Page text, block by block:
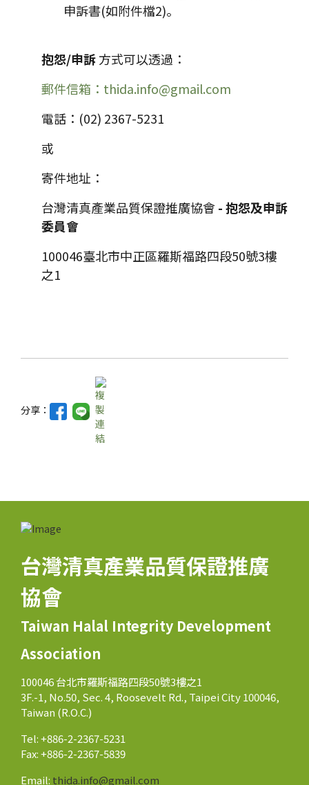
申訴書(如附件檔2)。
抱怨/申訴方式可以透過：
郵件信箱：thida.info@gmail.com
電話：(02) 2367-5231
或
寄件地址：
台灣清真產業品質保證推廣協會- 抱怨及申訴
委員會
100046臺北市中正區羅斯福路四段50號3樓
之1
分享：
台灣清真產業品質保證推廣
協會
Taiwan Halal Integrity Development
Association
100046 台北市羅斯福路四段50號3樓之1
3F.-1, No.50, Sec. 4, Roosevelt Rd., Taipei City 100046,
Taiwan (R.O.C.)
Tel: +886-2-2367-5231
Fax: +886-2-2367-5839
Email: thida.info@gmail.com